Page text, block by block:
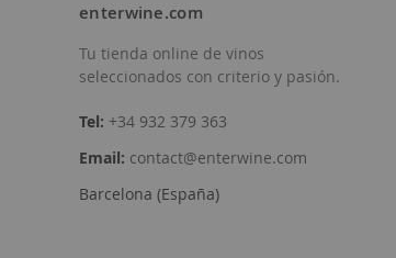
Añadir
la
Lista
enterwine.com
Tu tienda online de vinos
seleccionados con criterio y pasión.
Tel: +34 932 379 363
Email: contact@enterwine.com
Barcelona (España)